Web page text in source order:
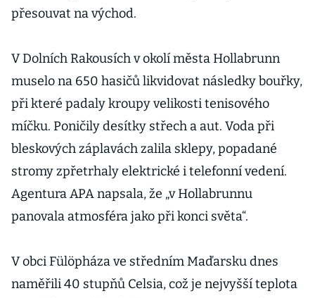
přesouvat na východ.
V Dolních Rakousích v okolí města Hollabrunn
muselo na 650 hasičů likvidovat následky bouřky,
při které padaly kroupy velikosti tenisového
míčku. Poničily desítky střech a aut. Voda při
bleskových záplavách zalila sklepy, popadané
stromy zpřetrhaly elektrické i telefonní vedení.
Agentura APA napsala, že „v Hollabrunnu
panovala atmosféra jako při konci světa“.
V obci Fülöpháza ve středním Maďarsku dnes
naměřili 40 stupňů Celsia, což je nejvyšší teplota